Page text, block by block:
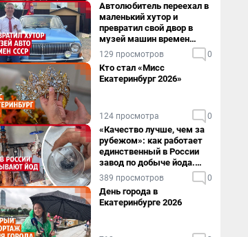
Автолюбитель переехал в
маленький хутор и
превратил свой двор в
музей машин времен
СССР. Видео
129 просмотров 0
Кто стал «Мисс
Екатеринбург 2026»
124 просмотра 0
«Качество лучше, чем за
рубежом»: как работает
единственный в России
завод по добыче йода.
Видео
389 просмотров 0
День города в
Екатеринбурге 2026